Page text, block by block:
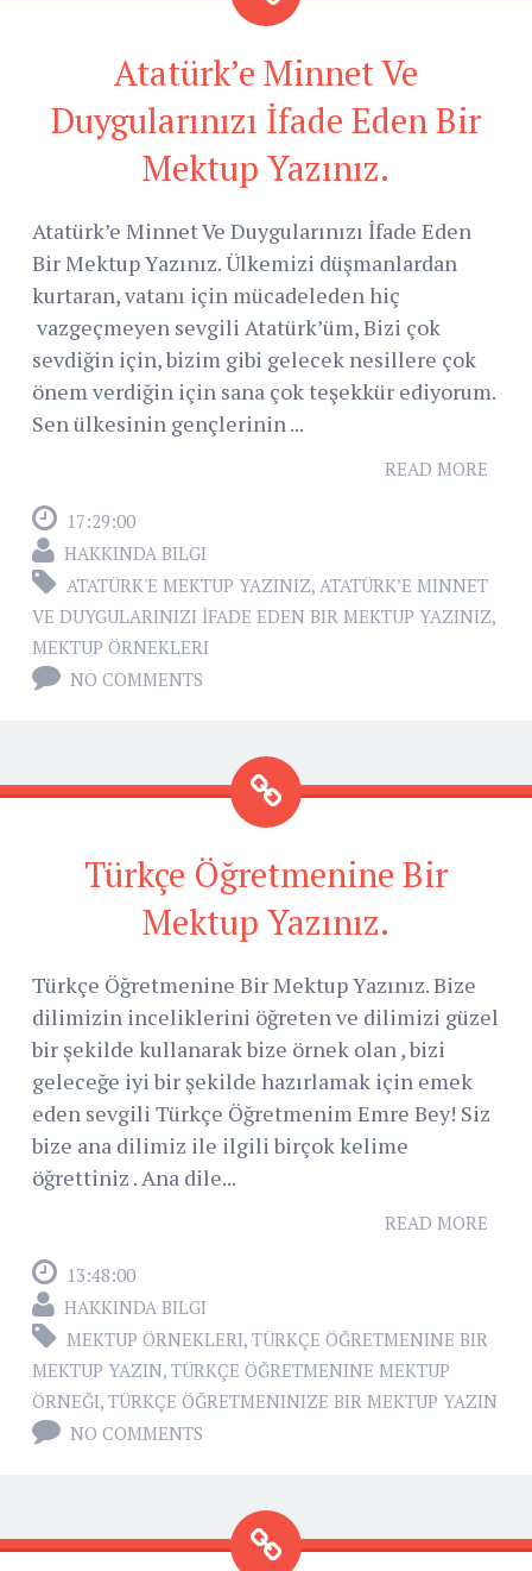
Atatürk’e Minnet Ve
Duygularınızı İfade Eden Bir
Mektup Yazınız.
Atatürk’e Minnet Ve Duygularınızı İfade Eden
Bir Mektup Yazınız. Ülkemizi düşmanlardan
kurtaran, vatanı için mücadeleden hiç
vazgeçmeyen sevgili Atatürk’üm, Bizi çok
sevdiğin için, bizim gibi gelecek nesillere çok
önem verdiğin için sana çok teşekkür ediyorum.
Sen ülkesinin gençlerinin ...
READ MORE
17:29:00
HAKKINDA BILGI
ATATÜRK'E MEKTUP YAZINIZ, ATATÜRK’E MINNET
VE DUYGULARINIZI İFADE EDEN BIR MEKTUP YAZINIZ,
MEKTUP ÖRNEKLERI
NO COMMENTS
Türkçe Öğretmenine Bir
Mektup Yazınız.
Türkçe Öğretmenine Bir Mektup Yazınız. Bize
dilimizin inceliklerini öğreten ve dilimizi güzel
bir şekilde kullanarak bize örnek olan , bizi
geleceğe iyi bir şekilde hazırlamak için emek
eden sevgili Türkçe Öğretmenim Emre Bey! Siz
bize ana dilimiz ile ilgili birçok kelime
öğrettiniz . Ana dile...
READ MORE
13:48:00
HAKKINDA BILGI
MEKTUP ÖRNEKLERI, TÜRKÇE ÖĞRETMENINE BIR
MEKTUP YAZIN, TÜRKÇE ÖĞRETMENINE MEKTUP
ÖRNEĞI, TÜRKÇE ÖĞRETMENINIZE BIR MEKTUP YAZIN
NO COMMENTS